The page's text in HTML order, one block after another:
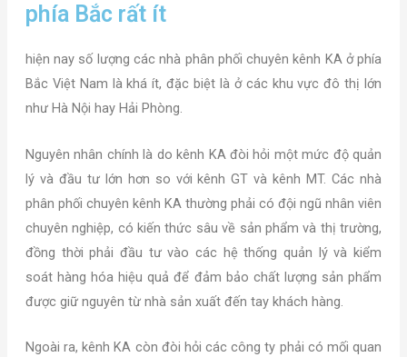
phía Bắc rất ít
hiện nay số lượng các nhà phân phối chuyên kênh KA ở phía
Bắc Việt Nam là khá ít, đặc biệt là ở các khu vực đô thị lớn
như Hà Nội hay Hải Phòng.
Nguyên nhân chính là do kênh KA đòi hỏi một mức độ quản
lý và đầu tư lớn hơn so với kênh GT và kênh MT. Các nhà
phân phối chuyên kênh KA thường phải có đội ngũ nhân viên
chuyên nghiệp, có kiến thức sâu về sản phẩm và thị trường,
đồng thời phải đầu tư vào các hệ thống quản lý và kiểm
soát hàng hóa hiệu quả để đảm bảo chất lượng sản phẩm
được giữ nguyên từ nhà sản xuất đến tay khách hàng.
Ngoài ra, kênh KA còn đòi hỏi các công ty phải có mối quan